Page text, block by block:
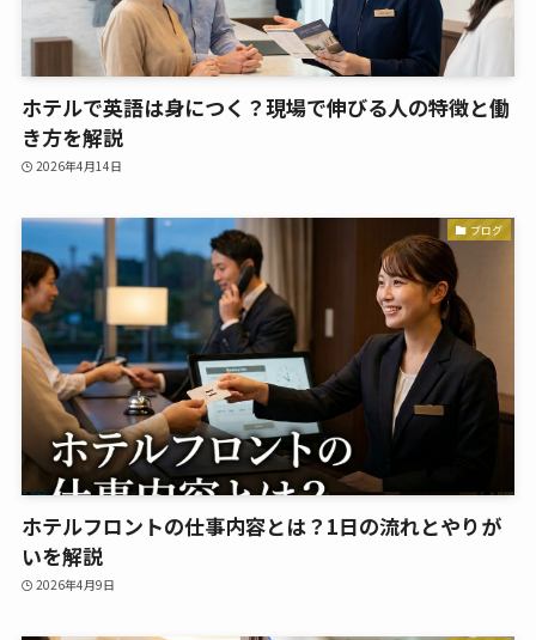
ホテルで英語は身につく？現場で伸びる人の特徴と働
き方を解説
2026年4月14日
ブログ
ホテルフロントの仕事内容とは？1日の流れとやりが
いを解説
2026年4月9日